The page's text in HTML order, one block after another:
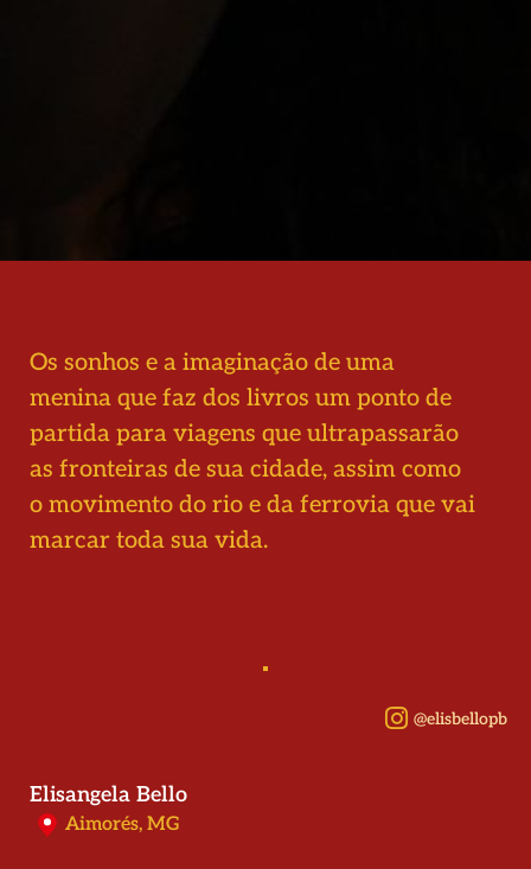
Os sonhos e a imaginação de uma
menina que faz dos livros um ponto de
partida para viagens que ultrapassarão
as fronteiras de sua cidade, assim como
o movimento do rio e da ferrovia que vai
marcar toda sua vida.
@elisbellopb
Elisangela Bello
Aimorés, MG